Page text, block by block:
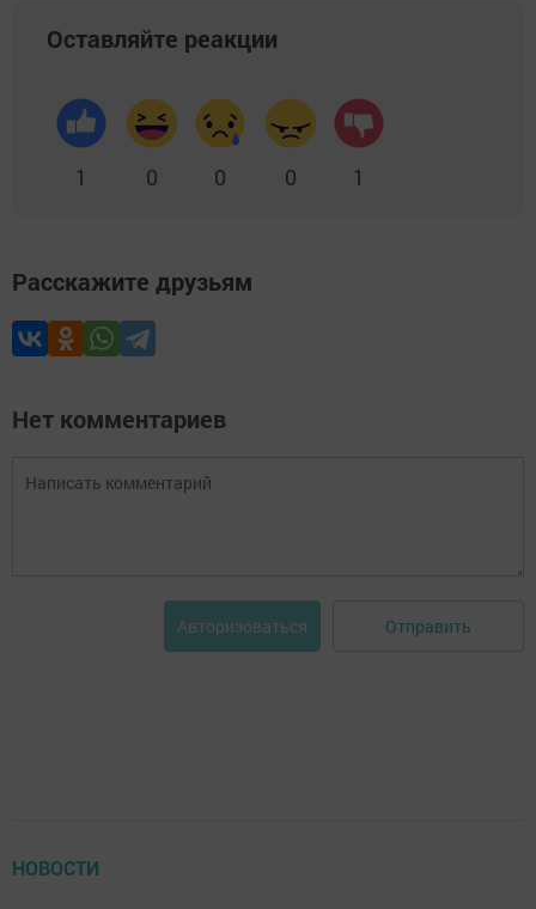
Оставляйте реакции
1 0 0 0 1
Расскажите друзьям
Нет комментариев
Авторизоваться Отправить
НОВОСТИ